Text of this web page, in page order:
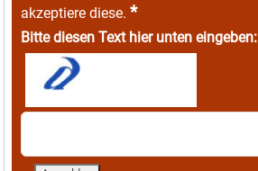
akzeptiere diese. *
Bitte diesen Text hier unten eingeben: